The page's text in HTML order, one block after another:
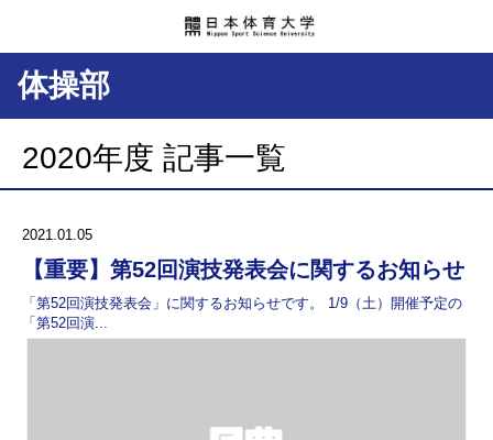
体操部
2020年度 記事一覧
2021.01.05
【重要】第52回演技発表会に関するお知らせ
「第52回演技発表会」に関するお知らせです。 1/9（土）開催予定の
「第52回演...